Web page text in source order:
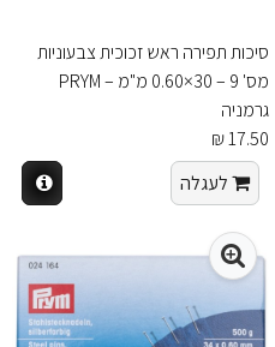
סיכות תפירה ראש זכוכית צבעוניות
מס' 9 – 30×0.60 מ"מ – PRYM
גרמניה
17.50 ₪
לעגלה